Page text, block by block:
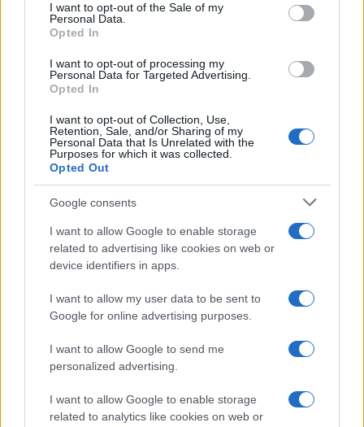
I want to opt-out of the Sale of my
Personal Data.
Opted In
I want to opt-out of processing my
Personal Data for Targeted Advertising.
Opted In
I want to opt-out of Collection, Use,
Retention, Sale, and/or Sharing of my
Personal Data that Is Unrelated with the
Purposes for which it was collected.
Opted Out
Google consents
I want to allow Google to enable storage
related to advertising like cookies on web or
device identifiers in apps.
I want to allow my user data to be sent to
Google for online advertising purposes.
I want to allow Google to send me
personalized advertising.
I want to allow Google to enable storage
related to analytics like cookies on web or
Almirante”contrapposero al fanatismo dei
terroristi la ragionevolezza
uomo o a una donna delle istituzioni, chiamati a
garantire l’interesse nazionale. Ragionevolezza di
stemperare un dibattito così proteso allo scontro
e alla tifoseria, come dimostrano le polemiche
(surreali) seguite alla proposta della Giunta di
Grosseto.
L’indignazione dei “buoni e giusti”
che trasversale — ha lanciato una raccolta firme
da allegare a un appello rivolto al prefetto
“non autorizzare l’intitolazione di uno spazio
pubblico del capoluogo maremmano a Giorgio
destinatario delle mal riposte attenzioni della Giunta